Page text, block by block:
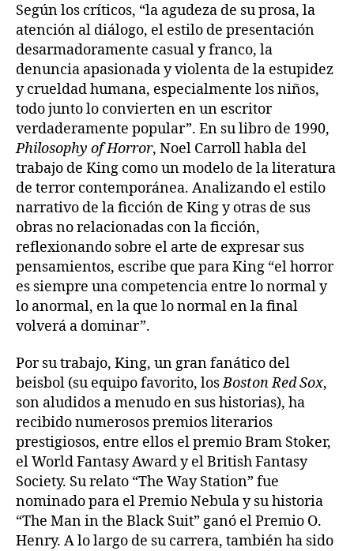
Según los críticos, “la agudeza de su prosa, la
atención al diálogo, el estilo de presentación
desarmadoramente casual y franco, la
denuncia apasionada y violenta de la estupidez
y crueldad humana, especialmente los niños,
todo junto lo convierten en un escritor
verdaderamente popular”. En su libro de 1990,
Philosophy of Horror, Noel Carroll habla del
trabajo de King como un modelo de la literatura
de terror contemporánea. Analizando el estilo
narrativo de la ficción de King y otras de sus
obras no relacionadas con la ficción,
reflexionando sobre el arte de expresar sus
pensamientos, escribe que para King “el horror
es siempre una competencia entre lo normal y
lo anormal, en la que lo normal en la final
volverá a dominar”.
Por su trabajo, King, un gran fanático del
beisbol (su equipo favorito, losBoston Red Sox,
son aludidos a menudo en sus historias), ha
recibido numerosos premios literarios
prestigiosos, entre ellos el premio Bram Stoker,
el World Fantasy Award y el British Fantasy
Society. Su relato “The Way Station” fue
nominado para el Premio Nebula y su historia
“The Man in the Black Suit” ganó el Premio O.
Henry. A lo largo de su carrera, también ha sido